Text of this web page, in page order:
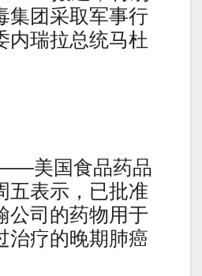
集团采取军事行
内瑞拉总统马杜
美国食品药品
五表示，已批准
公司的药物用于
治疗的晚期肺癌